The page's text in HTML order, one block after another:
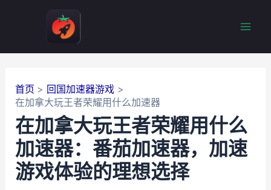
首页
回国加速器游戏
在加拿大玩王者荣耀用什么加速器
在加拿大玩王者荣耀用什么
加速器：番茄加速器，加速
游戏体验的理想选择